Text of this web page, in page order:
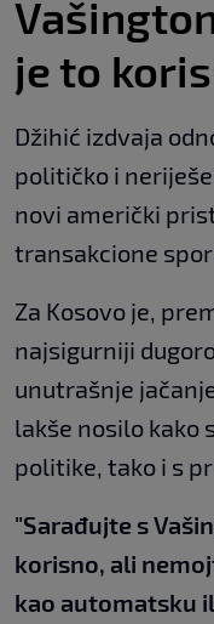
je to
Džihić izdvaja
političko i
novi američki
transakcione
Za Kosovo je,
najsigurniji
unutrašnje
lakše nosilo kako
politike, tako i s
"Sarađujte s
korisno, ali
kao automatsku